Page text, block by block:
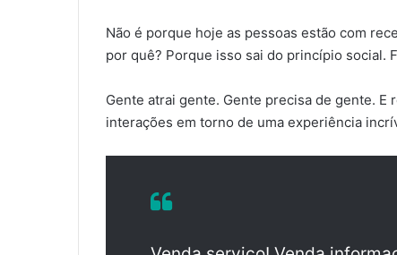
Não é porque hoje as pessoas estão com
por quê? Porque isso sai do princípio social.
Gente atrai gente. Gente precisa de gente.
interações em torno de uma experiência